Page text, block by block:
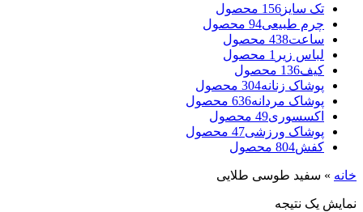
تک سایز 156 محصول
چرم طبیعی94 محصول
ساعت438 محصول
لباس زیر 1 محصول
کیف136 محصول
پوشاک زنانه304 محصول
پوشاک مردانه636 محصول
اکسسوری49 محصول
پوشاک ورزشی47 محصول
کفش804 محصول
خانه » سفید طوسی طلایی
نمایش یک نتیجه